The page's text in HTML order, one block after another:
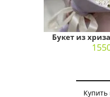
Букет из
Купить